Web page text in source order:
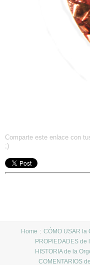
Comparte este enlace con
;)
Home CÓMO USAR la
PROPIEDADES de
HISTORIA de la
COMENTARIOS